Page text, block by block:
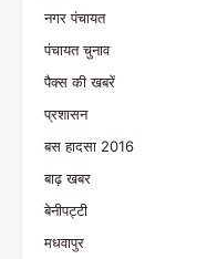
नगर पंचायत
पंचायत चुनाव
पैक्स की खबरें
प्रशासन
बस हादसा 2016
बाढ़ खबर
बेनीपट्टी
मधवापुर